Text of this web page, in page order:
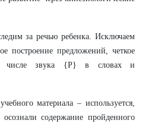
за речью ребенка. Исключаем
построение предложений, четкое
числе звука {Р} в словах и
материала – используется,
содержание пройденного